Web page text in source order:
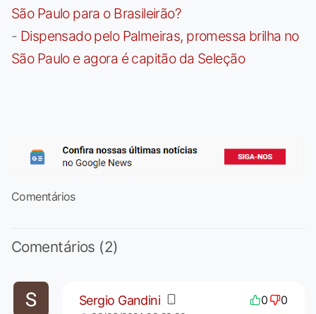
São Paulo para o Brasileirão?
- Dispensado pelo Palmeiras, promessa brilha no
São Paulo e agora é capitão da Seleção
Comentários
Comentários (2)
Sergio Gandini 0 0